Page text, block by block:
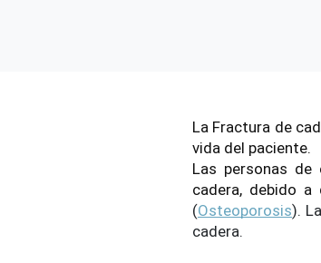
La Fractura de
vida del paciente.
Las personas de
cadera, debido
(Osteoporosis).
cadera.